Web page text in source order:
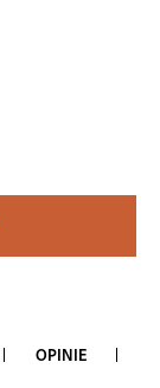
OPINIE